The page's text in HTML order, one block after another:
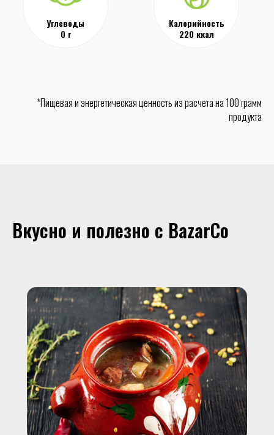
Углеводы
0 г
Калорийность
220 ккал
*Пищевая и энергетическая ценность из расчета на 100 грамм
продукта
Вкусно и полезно с BazarCo